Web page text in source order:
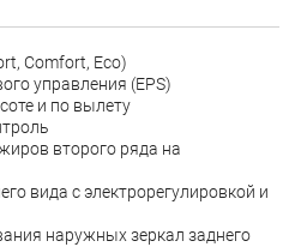
Comfort, Eco)
управления (EPS)
и по вылету
второго ряда на
вида с электрорегулировкой и
наружных зеркал заднего